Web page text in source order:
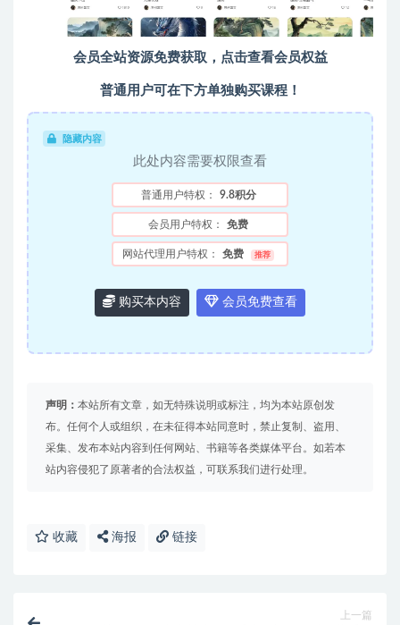
会员全站资源免费获取，点击查看会员权益
普通用户可在下方单独购买课程！
隐藏内容
此处内容需要权限查看
普通用户特权： 9.8积分
会员用户特权： 免费
网站代理用户特权： 免费 推荐
购买本内容 会员免费查看
声明： 本站所有文章，如无特殊说明或标注，均为本站原创发
布。任何个人或组织，在未征得本站同意时，禁止复制、盗用、
采集、发布本站内容到任何网站、书籍等各类媒体平台。如若本
站内容侵犯了原著者的合法权益，可联系我们进行处理。
收藏 海报 链接
上一篇